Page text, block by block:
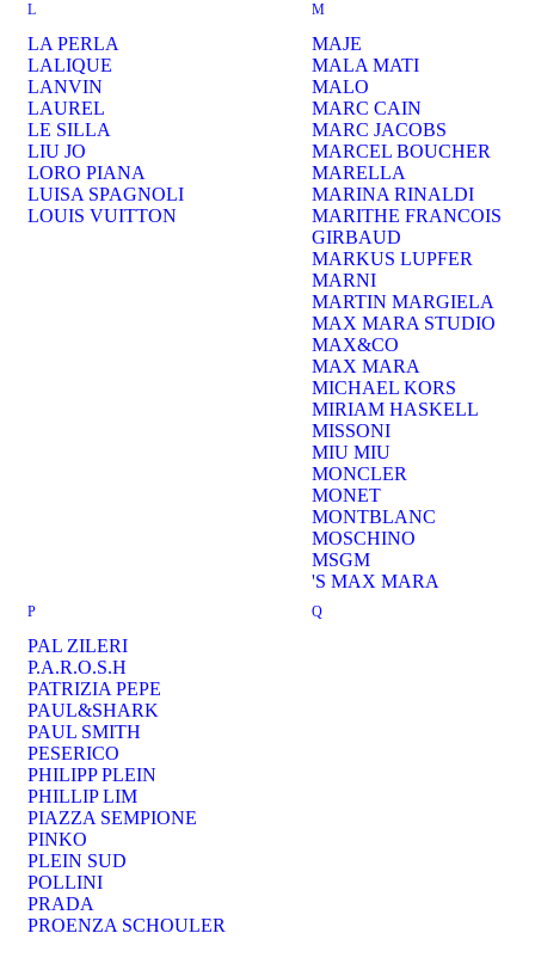
L
LA PERLA
LALIQUE
LANVIN
LAUREL
LE SILLA
LIU JO
LORO PIANA
LUISA SPAGNOLI
LOUIS VUITTON
M
MAJE
MALA MATI
MALO
MARC CAIN
MARC JACOBS
MARCEL BOUCHER
MARELLA
MARINA RINALDI
MARITHE FRANCOIS
GIRBAUD
MARKUS LUPFER
MARNI
MARTIN MARGIELA
MAX MARA STUDIO
MAX&CO
MAX MARA
MICHAEL KORS
MIRIAM HASKELL
MISSONI
MIU MIU
MONCLER
MONET
MONTBLANC
MOSCHINO
MSGM
'S MAX MARA
P
PAL ZILERI
P.A.R.O.S.H
PATRIZIA PEPE
PAUL&SHARK
PAUL SMITH
PESERICO
PHILIPP PLEIN
PHILLIP LIM
PIAZZA SEMPIONE
PINKO
PLEIN SUD
POLLINI
PRADA
PROENZA SCHOULER
Q